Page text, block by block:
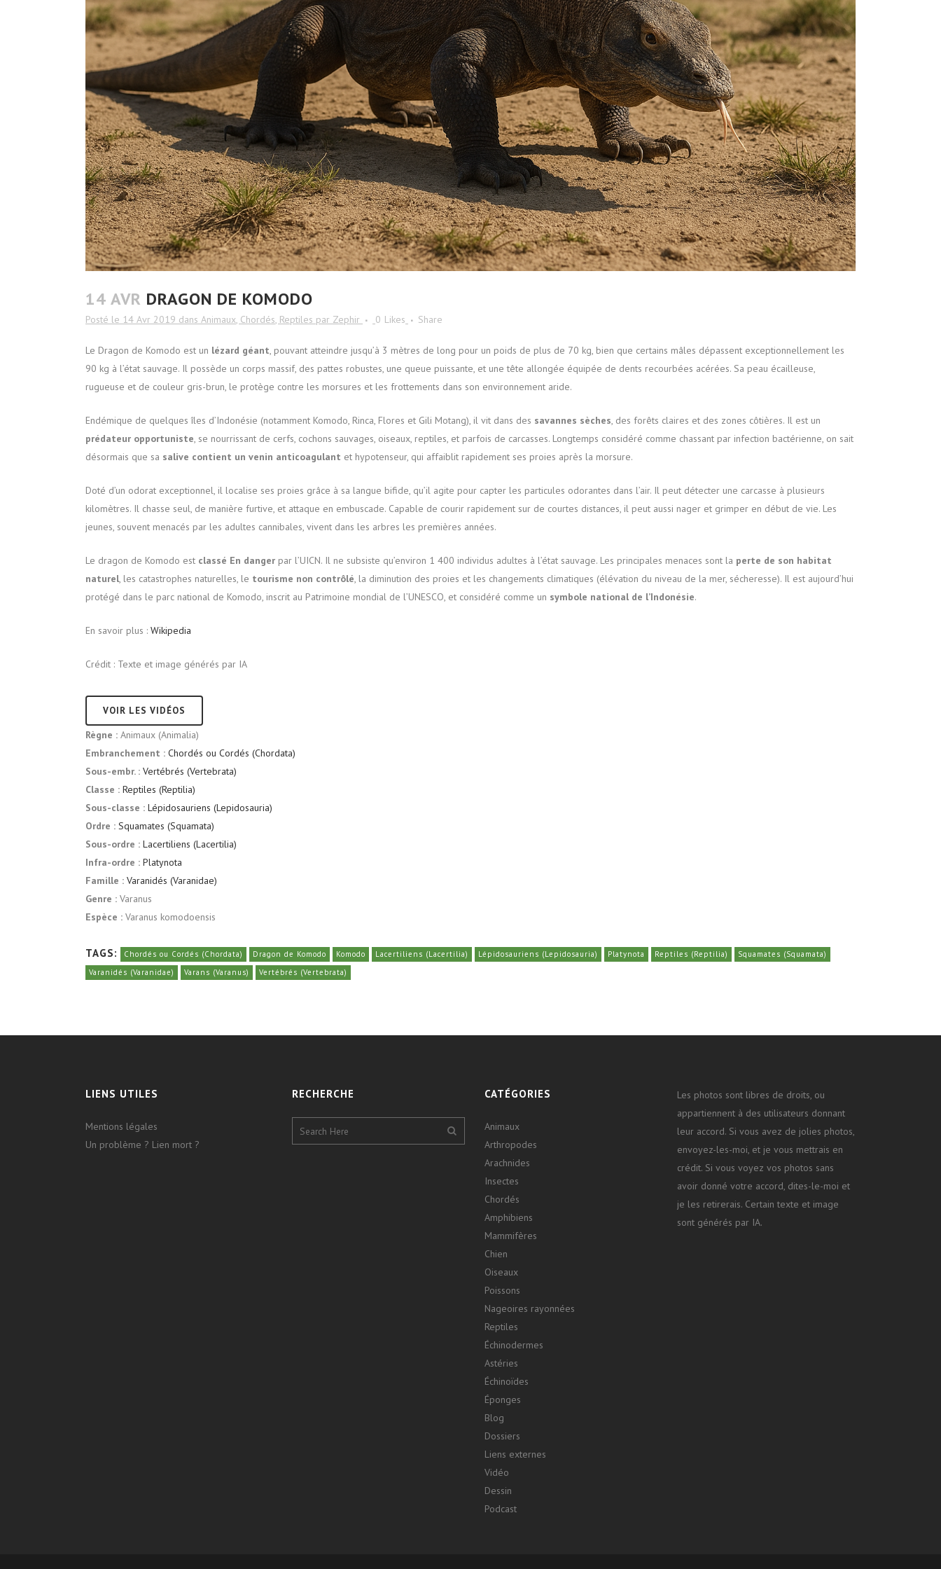
14 AVR DRAGON DE KOMODO
Posté le 14 Avr 2019 dans Animaux, Chordés, Reptiles par Zephir 0 Likes Share
Le Dragon de Komodo est un lézard géant, pouvant atteindre jusqu’à 3 mètres de long pour un poids de plus de 70 kg, bien que certains mâles dépassent exceptionnellement les
90 kg à l’état sauvage. Il possède un corps massif, des pattes robustes, une queue puissante, et une tête allongée équipée de dents recourbées acérées. Sa peau écailleuse,
rugueuse et de couleur gris-brun, le protège contre les morsures et les frottements dans son environnement aride.
Endémique de quelques îles d’Indonésie (notamment Komodo, Rinca, Flores et Gili Motang), il vit dans des savannes sèches, des forêts claires et des zones côtières. Il est un
prédateur opportuniste, se nourrissant de cerfs, cochons sauvages, oiseaux, reptiles, et parfois de carcasses. Longtemps considéré comme chassant par infection bactérienne, on sait
désormais que sa salive contient un venin anticoagulant et hypotenseur, qui affaiblit rapidement ses proies après la morsure.
Doté d’un odorat exceptionnel, il localise ses proies grâce à sa langue bifide, qu’il agite pour capter les particules odorantes dans l’air. Il peut détecter une carcasse à plusieurs
kilomètres. Il chasse seul, de manière furtive, et attaque en embuscade. Capable de courir rapidement sur de courtes distances, il peut aussi nager et grimper en début de vie. Les
jeunes, souvent menacés par les adultes cannibales, vivent dans les arbres les premières années.
Le dragon de Komodo est classé En danger par l’UICN. Il ne subsiste qu’environ 1 400 individus adultes à l’état sauvage. Les principales menaces sont la perte de son habitat
naturel, les catastrophes naturelles, le tourisme non contrôlé, la diminution des proies et les changements climatiques (élévation du niveau de la mer, sécheresse). Il est aujourd’hui
protégé dans le parc national de Komodo, inscrit au Patrimoine mondial de l’UNESCO, et considéré comme un symbole national de l’Indonésie.
En savoir plus : Wikipedia
Crédit : Texte et image générés par IA
VOIR LES VIDÉOS
Règne : Animaux (Animalia)
Embranchement : Chordés ou Cordés (Chordata)
Sous-embr. : Vertébrés (Vertebrata)
Classe : Reptiles (Reptilia)
Sous-classe : Lépidosauriens (Lepidosauria)
Ordre : Squamates (Squamata)
Sous-ordre : Lacertiliens (Lacertilia)
Infra-ordre : Platynota
Famille : Varanidés (Varanidae)
Genre : Varanus
Espèce : Varanus komodoensis
TAGS: Chordés ou Cordés (Chordata) Dragon de Komodo Komodo Lacertiliens (Lacertilia) Lépidosauriens (Lepidosauria) Platynota Reptiles (Reptilia)
Squamates (Squamata)
Varanidés (Varanidae)
Varans (Varanus) Vertébrés (Vertebrata)
LIENS UTILES
Mentions légales
Un problème ? Lien mort ?
RECHERCHE CATÉGORIES
Animaux
Arthropodes
Arachnides
Insectes
Chordés
Amphibiens
Mammifères
Chien
Oiseaux
Poissons
Nageoires rayonnées
Reptiles
Échinodermes
Astéries
Échinoïdes
Éponges
Blog
Dossiers
Liens externes
Vidéo
Dessin
Podcast
Les photos sont libres de droits, ou
appartiennent à des utilisateurs donnant
leur accord. Si vous avez de jolies photos,
envoyez-les-moi, et je vous mettrais en
crédit. Si vous voyez vos photos sans
avoir donné votre accord, dites-le-moi et
je les retirerais. Certain texte et image
sont générés par IA.